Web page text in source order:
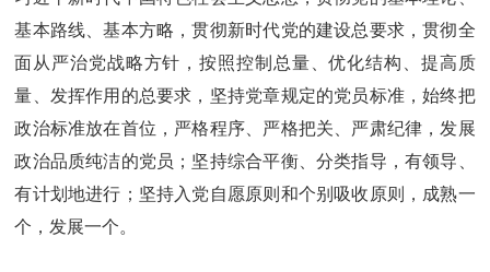
基本路线、基本方略，贯彻新时代党的建设总要求，贯彻全
面从严治党战略方针，按照控制总量、优化结构、提高质
量、发挥作用的总要求，坚持党章规定的党员标准，始终把
政治标准放在首位，严格程序、严格把关、严肃纪律，发展
政治品质纯洁的党员；坚持综合平衡、分类指导，有领导、
有计划地进行；坚持入党自愿原则和个别吸收原则，成熟一
个，发展一个。